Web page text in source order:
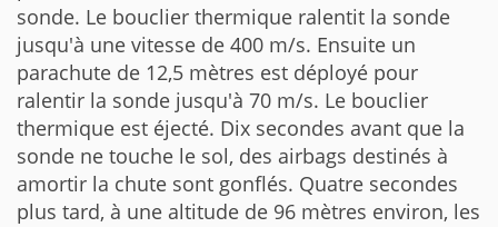
sonde. Le bouclier thermique ralentit la sonde
jusqu'à une vitesse de 400 m/s. Ensuite un
parachute de 12,5 mètres est déployé pour
ralentir la sonde jusqu'à 70 m/s. Le bouclier
thermique est éjecté. Dix secondes avant que la
sonde ne touche le sol, des airbags destinés à
amortir la chute sont gonflés. Quatre secondes
plus tard, à une altitude de 96 mètres environ, les